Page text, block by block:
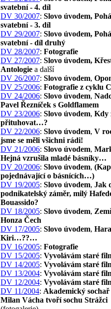
svatební - 4. díl
DV 30/2007: Slovo úvodem,
svatební - 3. díl
DV 29/2007: Slovo úvodem,
svatební - díl druhý
DV 28/2007: Fotografie
DV 27/2007: Slovo úvodem,
Antologie a další
DV 26/2007: Slovo úvodem,
DV 25/2006: Fotografie z cyklu
DV 24/2006: Slovo úvodem,
Pavel Řezníček s Goldflamem
DV 23/2006: Slovo úvodem, Kdy
přituhovat…?
DV 22/2006: Slovo úvodem, V
jsme se měli všichni rádi!
DV 21/2006: Slovo úvodem,
Hejná vzrušila mladé básníky…
DV 20/2006: Slovo úvodem,
pojednávající o básnících…)
DV 19/2005: Slovo úvodem, Jak
podnikatelský záměr, milý
Bouassido?
DV 18/2005: Slovo úvodem,
Honza Čech
DV 17/2005: Slovo úvodem, Hara
Kiri…??…
DV 16/2005: Fotografie
DV 15/2005: Vyvolávám staré
DV 14/2005: Vyvolávám staré
DV 13/2004: Vyvolávám staré
DV 12/2004: Vyvolávám staré
DV 11/2004: Akademický sochař
Milan Vácha tvoří sochu Strážci